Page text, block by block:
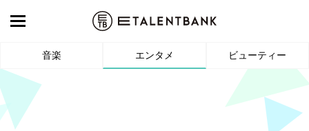
音楽 エンタメ ビューティー